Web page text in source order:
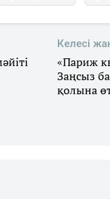
Келесі
«Париж
Заңсыз
қолына